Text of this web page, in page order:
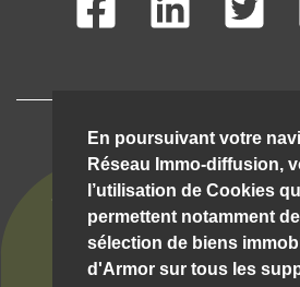
En poursuivant votre
Réseau Immo-diffusion,
l’utilisation de Cookies
permettent notamment
sélection de biens
d'Armor sur tous les
IMMO-DIFFUSION